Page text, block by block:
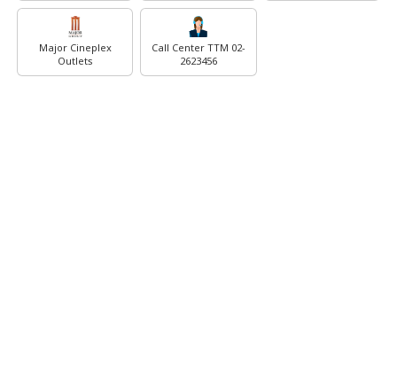
Major Cineplex
Outlets
Call Center TTM 02-
2623456